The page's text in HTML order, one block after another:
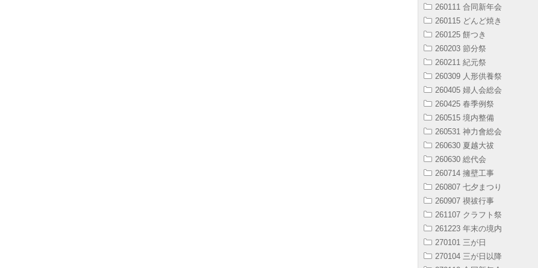
260111 合同新年会
260115 どんど焼き
260125 餅つき
260203 節分祭
260211 紀元祭
260309 人形供養祭
260405 婦人会総会
260425 春季例祭
260515 境内整備
260531 神力會総会
260630 夏越大祓
260630 総代会
260714 擁壁工事
260807 七夕まつり
260907 禊祓行事
261107 クラフト祭
261223 年末の境内
270101 三が日
270104 三が日以降